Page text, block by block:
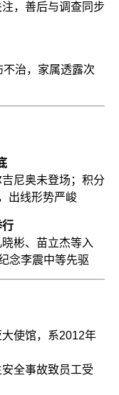
，善后与调查同步
治，家属透露次
尼奥未登场；积分
出线形势严峻
行
彬、苗立杰等入
念李震中等先驱
使馆，系2012年
全事故致员工受